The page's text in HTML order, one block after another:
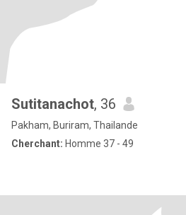
Sutitanachot, 36
Pakham, Buriram, Thailande
Cherchant: Homme 37 - 49